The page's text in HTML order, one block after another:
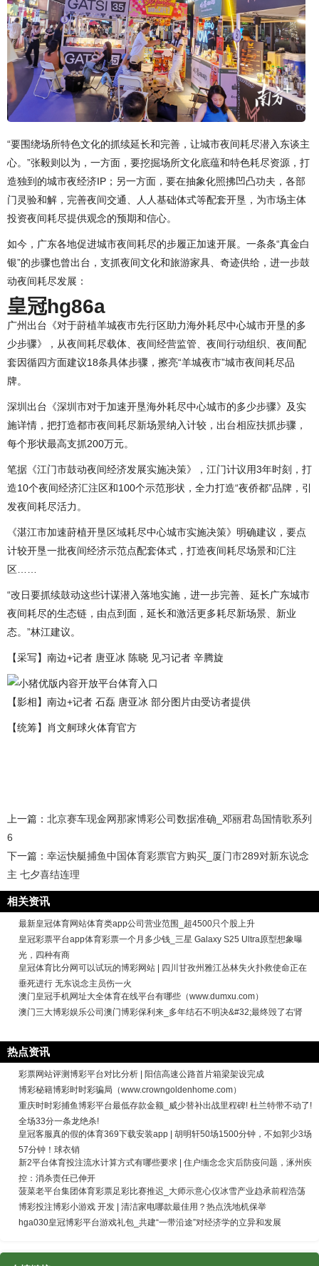
“要围绕场所特色文化的抓续延长和完善，让城市夜间耗尽潜入东谈主
心。”张毅则以为，一方面，要挖掘场所文化底蕴和特色耗尽资源，打
造独到的城市夜经济IP；另一方面，要在抽象化照拂凹凸功夫，各部
门灵验和解，完善夜间交通、人人基础体式等配套开垦，为市场主体
投资夜间耗尽提供观念的预期和信心。
如今，广东各地促进城市夜间耗尽的步履正加速开展。一条条“真金白
银”的步骤也曾出台，支抓夜间文化和旅游家具、奇迹供给，进一步鼓
动夜间耗尽发展：
皇冠hg86a
广州出台《对于莳植羊城夜市先行区助力海外耗尽中心城市开垦的多
少步骤》，从夜间耗尽载体、夜间经营监管、夜间行动组织、夜间配
套因循四方面建议18条具体步骤，擦亮“羊城夜市”城市夜间耗尽品
牌。
深圳出台《深圳市对于加速开垦海外耗尽中心城市的多少步骤》及实
施详情，把打造都市夜间耗尽新场景纳入计较，出台相应扶抓步骤，
每个形状最高支抓200万元。
笔据《江门市鼓动夜间经济发展实施决策》，江门计议用3年时刻，打
造10个夜间经济汇注区和100个示范形状，全力打造“夜侨都”品牌，引
发夜间耗尽活力。
《湛江市加速莳植开垦区域耗尽中心城市实施决策》明确建议，要点
计较开垦一批夜间经济示范点配套体式，打造夜间耗尽场景和汇注
区……
“改日要抓续鼓动这些计谋潜入落地实施，进一步完善、延长广东城市
夜间耗尽的生态链，由点到面，延长和激活更多耗尽新场景、新业
态。”林江建议。
【采写】南边+记者 唐亚冰 陈晓 见习记者 辛腾旋
【影相】南边+记者 石磊 唐亚冰 部分图片由受访者提供
【统筹】肖文舸球火体育官方
上一篇： 北京赛车现金网那家博彩公司数据准确_邓丽君岛国情歌系列
6
下一篇： 幸运快艇捕鱼中国体育彩票官方购买_厦门市289对新东说念
主 七夕喜结连理
相关资讯
最新皇冠体育网站体育类app公司营业范围_超4500只个股上升
皇冠彩票平台app体育彩票一个月多少钱_三星 Galaxy S25 Ultra原型想象曝
光，四种有商
皇冠体育比分网可以试玩的博彩网站 | 四川甘孜州雅江丛林失火扑救使命正在
垂死进行 无东说念主员伤一火
澳门皇冠手机网址大全体育在线平台有哪些（www.dumxu.com）
澳门三大博彩娱乐公司澳门博彩保利来_多年结石不明决&#32;最终毁了右肾
热点资讯
彩票网站评测博彩平台对比分析 | 阳信高速公路首片箱梁架设完成
博彩秘籍博彩时时彩骗局（www.crowngoldenhome.com）
重庆时时彩捕鱼博彩平台最低存款金额_威少替补出战里程碑! 杜兰特带不动了!
全场33分一条龙绝杀!
皇冠客服真的假的体育369下载安装app | 胡明轩50场1500分钟，不如郭少3场
57分钟！球衣销
新2平台体育投注流水计算方式有哪些要求 | 住户缅念念灾后防疫问题，涿州疾
控：消杀责任已伸开
菠菜老平台集团体育彩票足彩比赛推迟_大师示意心仪冰雪产业趋承前程浩荡
博彩投注博彩小游戏 开发 | 清洁家电哪款最佳用？热点洗地机保举
hga030皇冠博彩平台游戏礼包_共建“一带沿途”对经济学的立异和发展